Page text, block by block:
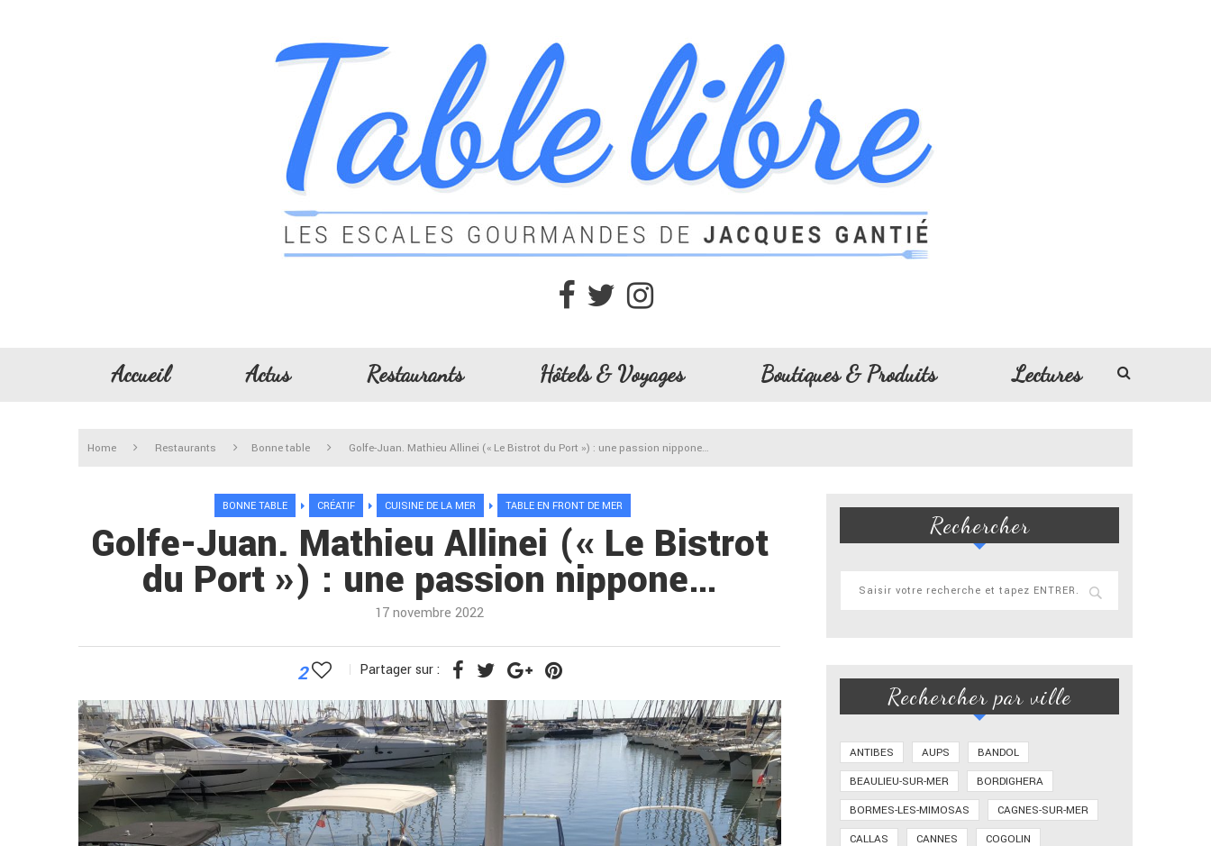
Accueil Actus Restaurants Hôtels & Voyages Boutiques & Produits Lectures
Home Restaurants Bonne table Golfe-Juan. Mathieu Allinei (« Le Bistrot du Port ») : une passion nippone…
BONNE TABLE CRÉATIF CUISINE DE LA MER TABLE EN FRONT DE MER
Golfe-Juan. Mathieu Allinei (« Le Bistrot
du Port ») : une passion nippone…
17 novembre 2022
2 Partager sur :
Rechercher
Rechercher par ville
ANTIBES AUPS
BANDOL
BEAULIEU-SUR-MER
BORDIGHERA
BORMES-LES-MIMOSAS
CAGNES-SUR-MER
CALLAS
CANNES
COGOLIN